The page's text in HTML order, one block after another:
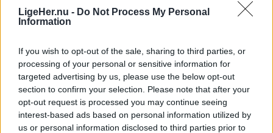
LigeHer.nu - Do Not Process My Personal
Information
If you wish to opt-out of the sale, sharing to third parties, or
processing of your personal or sensitive information for
targeted advertising by us, please use the below opt-out
section to confirm your selection. Please note that after your
opt-out request is processed you may continue seeing
interest-based ads based on personal information utilized by
us or personal information disclosed to third parties prior to
Guide: Her er der loppemarked i
weekend